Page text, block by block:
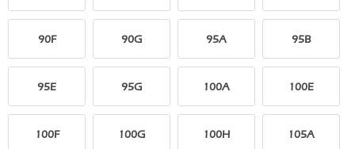
90F 90G 95A 95B
95E 95G 100A 100E
100F 100G 100H 105A